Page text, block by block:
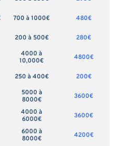
700 à 1000€
480€
200 à 500€
280€
4000 à
10,000€
4800€
250 à 400€
200€
5000 à
8000€
3600€
4000 à
6000€
3600€
6000 à
8000€
4200€